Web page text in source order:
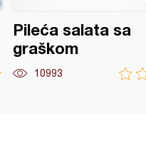
Pileća salata sa
graškom
10993